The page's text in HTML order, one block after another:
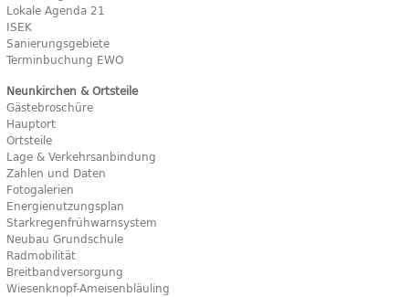
Lokale Agenda 21
ISEK
Sanierungsgebiete
Terminbuchung EWO
Neunkirchen & Ortsteile
Gästebroschüre
Hauptort
Ortsteile
Lage & Verkehrsanbindung
Zahlen und Daten
Fotogalerien
Energienutzungsplan
Starkregenfrühwarnsystem
Neubau Grundschule
Radmobilität
Breitbandversorgung
Wiesenknopf-Ameisenbläuling